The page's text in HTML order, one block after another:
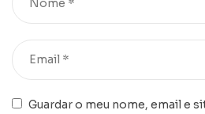
Guardar o meu nome, email e